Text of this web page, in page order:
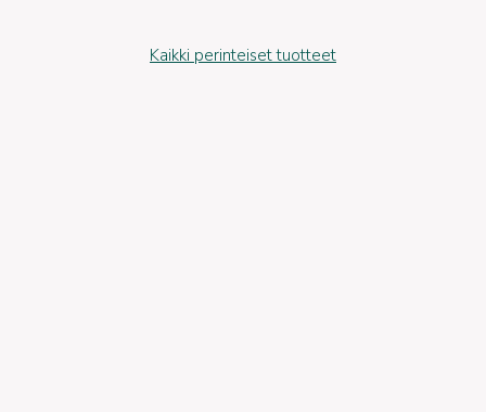
Kaikki perinteiset tuotteet